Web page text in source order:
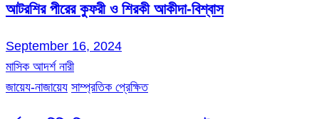
আটরশির পীরের কুফরী ও শিরকী আকীদা-বিশ্বাস
September 16, 2024
মাসিক আদর্শ নারী
জায়েয-নাজায়েয সাম্প্রতিক প্রেক্ষিত